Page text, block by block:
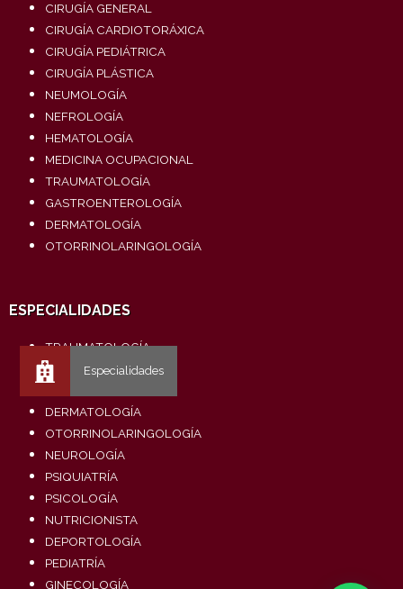
CIRUGÍA GENERAL
CIRUGÍA CARDIOTORÁXICA
CIRUGÍA PEDIÁTRICA
CIRUGÍA PLÁSTICA
NEUMOLOGÍA
NEFROLOGÍA
HEMATOLOGÍA
MEDICINA OCUPACIONAL
TRAUMATOLOGÍA
GASTROENTEROLOGÍA
DERMATOLOGÍA
OTORRINOLARINGOLOGÍA
ESPECIALIDADES
TRAUMATOLOGÍA
UROLOGÍA
DERMATOLOGÍA
OTORRINOLARINGOLOGÍA
NEUROLOGÍA
PSIQUIATRÍA
PSICOLOGÍA
NUTRICIONISTA
DEPORTOLOGÍA
PEDIATRÍA
GINECOLOGÍA